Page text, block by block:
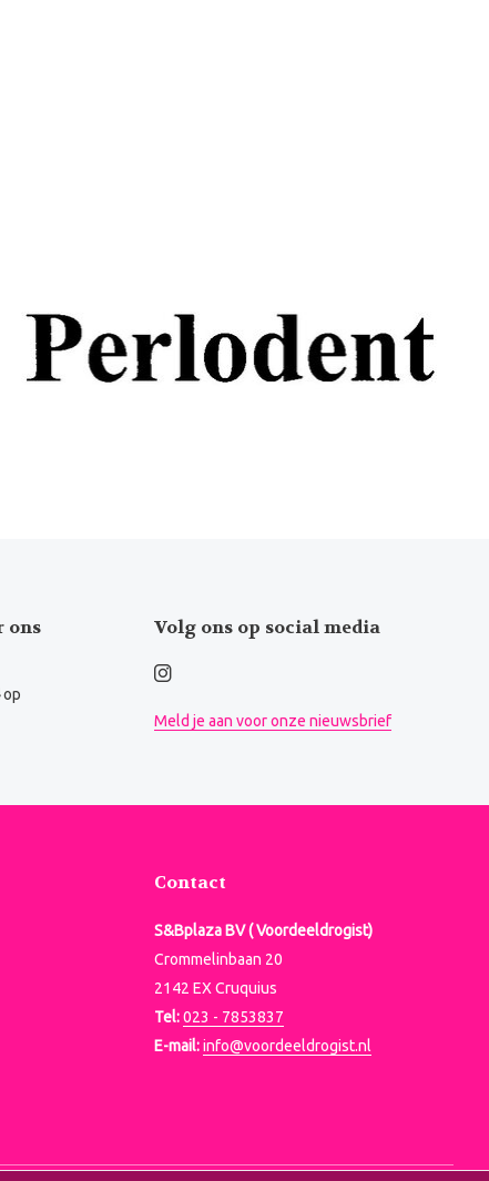
ons
op
Volg ons op social media
Meld je aan voor onze nieuwsbrief
Contact
S&Bplaza BV ( Voordeeldrogist)
Crommelinbaan 20
2142 EX Cruquius
Tel:023 - 7853837
E-mail:info@voordeeldrogist.nl